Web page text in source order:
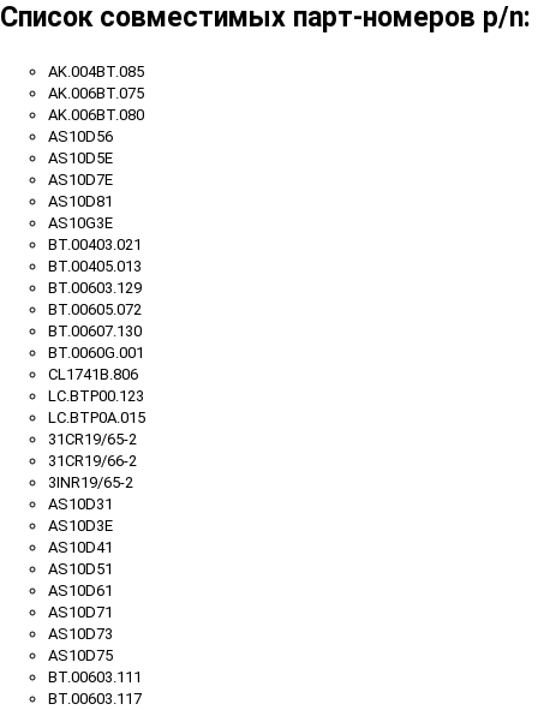
Список совместимых парт-номеров p/n:
AK.004BT.085
AK.006BT.075
AK.006BT.080
AS10D56
AS10D5E
AS10D7E
AS10D81
AS10G3E
BT.00403.021
BT.00405.013
BT.00603.129
BT.00605.072
BT.00607.130
BT.0060G.001
CL1741B.806
LC.BTP00.123
LC.BTP0A.015
31CR19/65-2
31CR19/66-2
3INR19/65-2
AS10D31
AS10D3E
AS10D41
AS10D51
AS10D61
AS10D71
AS10D73
AS10D75
BT.00603.111
BT.00603.117